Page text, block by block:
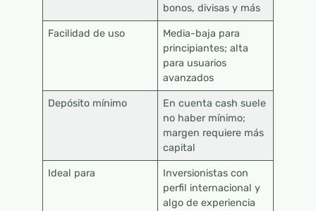
bonos, divisas y más
Facilidad de uso
Media-baja para
principiantes; alta
para usuarios
avanzados
Depósito mínimo
En cuenta cash suele
no haber mínimo;
margen requiere más
capital
Ideal para
Inversionistas con
perfil internacional y
algo de experiencia